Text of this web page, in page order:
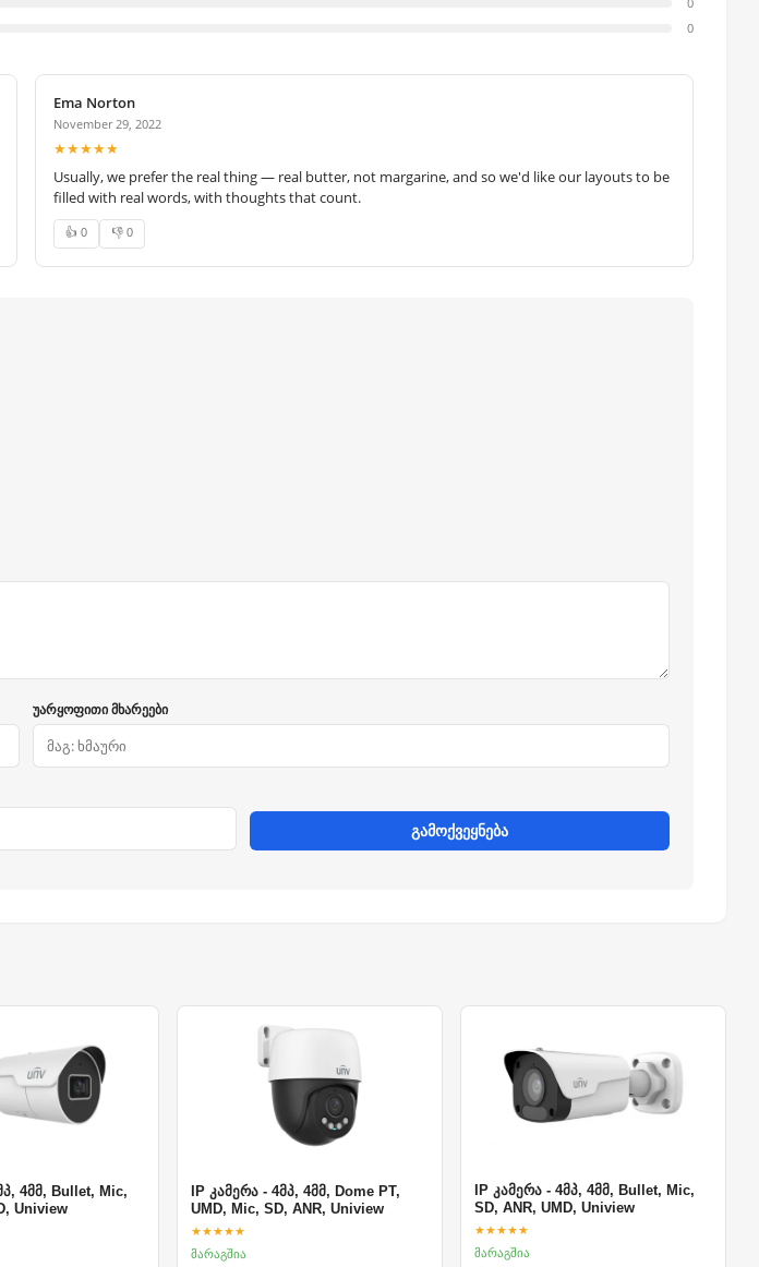
0
Ema Norton
November 29, 2022
★★★★★
Usually, we prefer the real thing — real butter, not margarine, and so we'd like our layouts to be
filled with real words, with thoughts that count.
👍 0 👎 0
უარყოფითი მხარეები
გამოქვეყნება
4მმ, Bullet, Mic,
Uniview
IP კამერა - 4მპ, 4მმ, Dome PT,
UMD, Mic, SD, ANR, Uniview
★★★★★
მარაგშია
IP კამერა - 4მპ, 4მმ, Bullet, Mic,
SD, ANR, UMD, Uniview
★★★★★
მარაგშია